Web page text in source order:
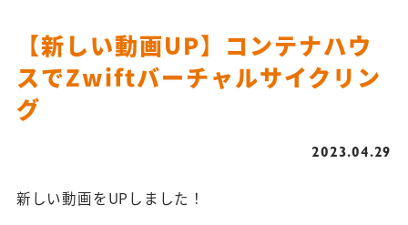
【新しい動画UP】コンテナハウ
スでZwiftバーチャルサイクリン
グ
2023.04.29
新しい動画をUPしました！